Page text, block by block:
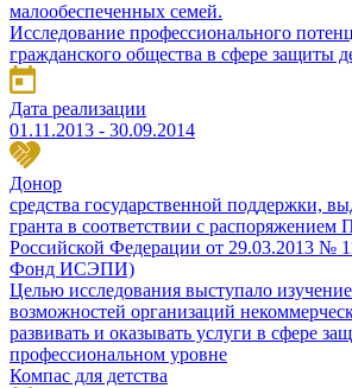
малообеспеченных семей.
Исследование профессионального
гражданского общества в сфере защиты
Дата реализации
01.11.2013 - 30.09.2014
Донор
средства государственной поддержки,
гранта в соответствии с распоряжением
Российской Федерации от 29.03.2013 №
Фонд ИСЭПИ)
Целью исследования выступало
возможностей организаций
развивать и оказывать услуги в сфере
профессиональном уровне
Компас для детства